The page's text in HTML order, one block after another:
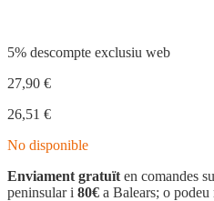
5% descompte exclusiu web
27,90 €
26,51 €
No disponible
Enviament gratuït en comandes
peninsular i 80€ a Balears; o